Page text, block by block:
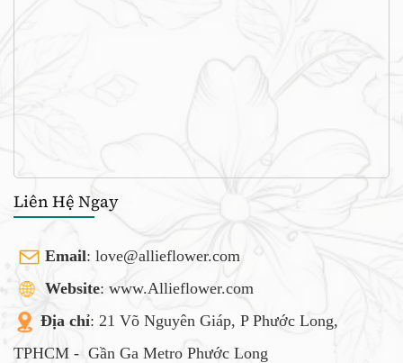
Liên Hệ Ngay
Email: love@allieflower.com
Website: www.Allieflower.com
Địa chỉ: 21 Võ Nguyên Giáp, P Phước Long,
TPHCM - Gần Ga Metro Phước Long